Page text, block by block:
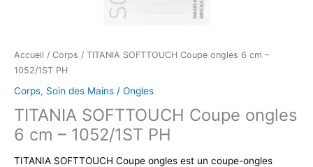
Accueil / Corps / TITANIA SOFTTOUCH Coupe ongles 6 cm –
1052/1ST PH
Corps, Soin des Mains / Ongles
TITANIA SOFTTOUCH Coupe ongles
6 cm – 1052/1ST PH
TITANIA SOFTTOUCH Coupe ongles est un coupe-ongles